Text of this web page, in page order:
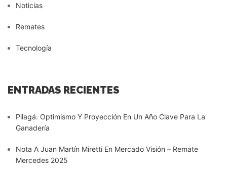
Noticias
Remates
Tecnología
ENTRADAS RECIENTES
Pilagá: Optimismo Y Proyección En Un Año Clave Para La
Ganadería
Nota A Juan Martín Miretti En Mercado Visión – Remate
Mercedes 2025